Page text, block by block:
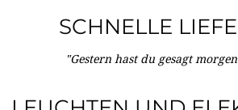
SCHNELLE
"Gestern hast du gesagt